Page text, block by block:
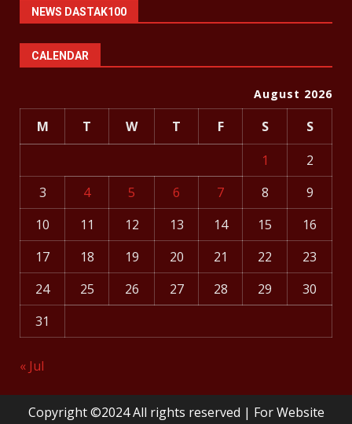
NEWS DASTAK100
CALENDAR
August 2026
M T W T F S
S
1
2
3
4 5 6 7 8
9
10
11 12 13 14 15
16
17
18 19 20 21 22
23
24
25 26 27 28 29
30
31
« Jul
Copyright ©2024 All rights reserved | For Website